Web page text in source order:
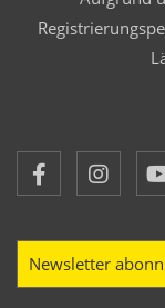
Newsletter